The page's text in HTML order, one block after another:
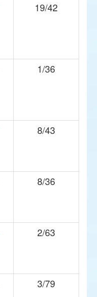
19/42
1/36
8/43
8/36
2/63
3/79